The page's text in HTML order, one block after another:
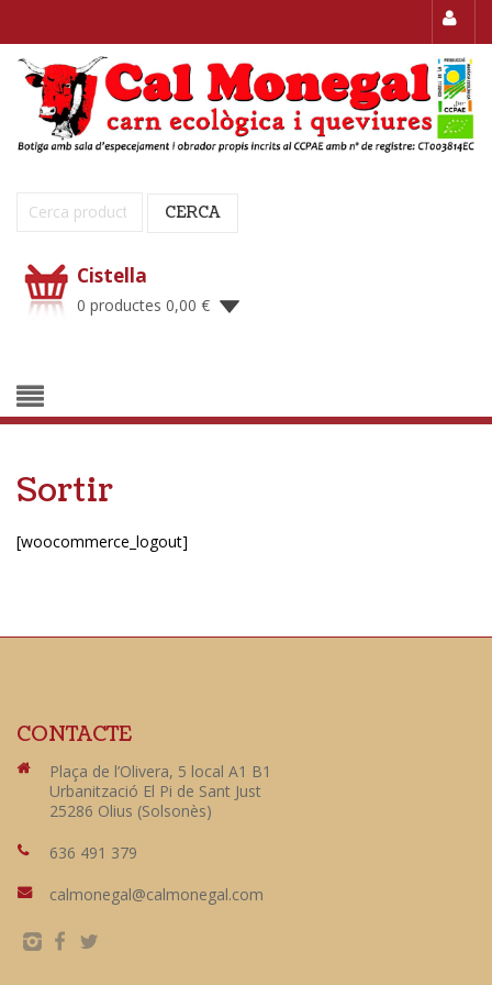
Cerca: CERCA
Cistella
0 productes 0,00 €
Sortir
[woocommerce_logout]
CONTACTE
Plaça de l’Olivera, 5 local A1 B1
Urbanització El Pi de Sant Just
25286 Olius (Solsonès)
636 491 379
calmonegal@calmonegal.com